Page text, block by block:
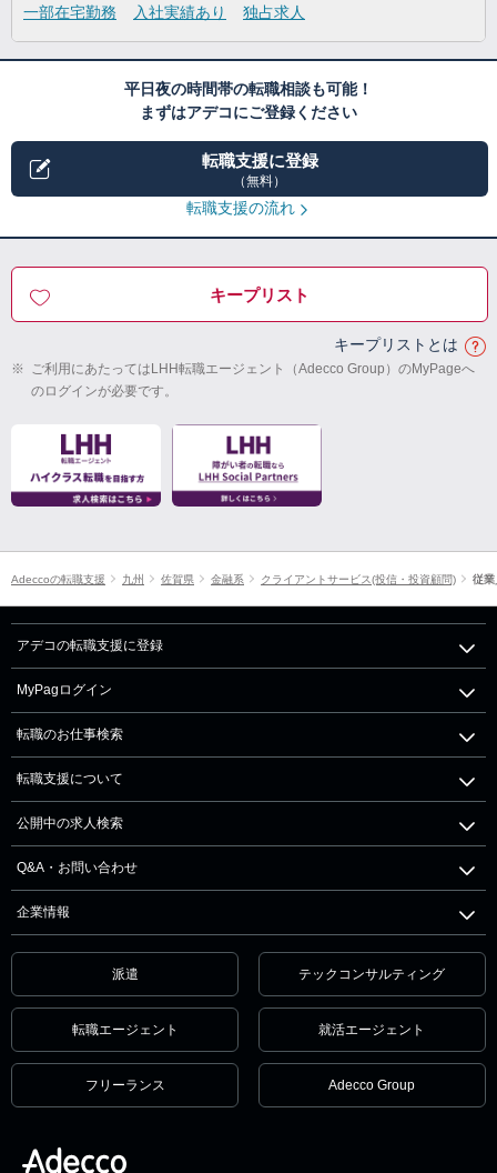
一部在宅勤務
入社実績あり 独占求人
平日夜の時間帯の転職相談も可能！
まずはアデコにご登録ください
転職支援に登録
（無料）
転職支援の流れ
キープリスト
キープリストとは
※ ご利用にあたってはLHH転職エージェント（Adecco Group）のMyPageへ
のログインが必要です。
Adeccoの転職支援 九州 佐賀県 金融系 クライアントサービス(投信・投資顧問) 従
アデコの転職支援に登録
MyPagログイン
転職のお仕事検索
転職支援について
公開中の求人検索
Q&A・お問い合わせ
企業情報
派遣 テックコンサルティング
転職エージェント 就活エージェント
フリーランス Adecco Group